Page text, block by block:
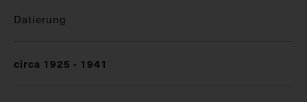
Datierung
circa 1925 - 1941